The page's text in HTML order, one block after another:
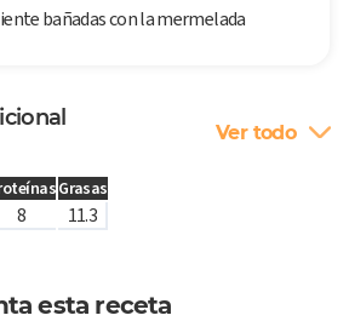
bañadas con la mermelada
Ver todo
Grasas
8 11.3
esta receta